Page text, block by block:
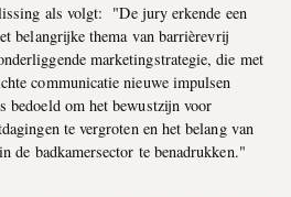
als volgt: "De jury erkende een
belangrijke thema van barrièrevrij
marketingstrategie, die met
communicatie nieuwe impulsen
bedoeld om het bewustzijn voor
te vergroten en het belang van
de badkamersector te benadrukken."